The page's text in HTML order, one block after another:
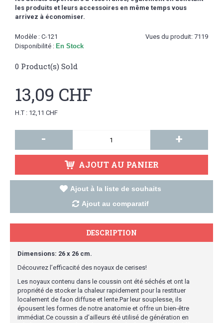
les produits et leurs accessoires en même temps vous
arrivez à économiser.
Vues du produit: 7119
Modèle : C-121
Disponibilité : En Stock
0 Product(s) Sold
13,09 CHF
H.T : 12,11 CHF
- +
AJOUT AU PANIER
Ajout à la liste de souhaits
Ajout au comparatif
DESCRIPTION
Dimensions: 26 x 26 cm.
Découvrez l’efficacité des noyaux de cerises!
Les noyaux contenu dans le coussin ont été séchés et ont la
propriété de stocker la chaleur rapidement pour la restituer
localement de faon diffuse et lente.Par leur souplesse, ils
épousent les formes de notre anatomie et offre un bien-être
immédiat.Ce coussin a d’ailleurs été utilisé de génération en